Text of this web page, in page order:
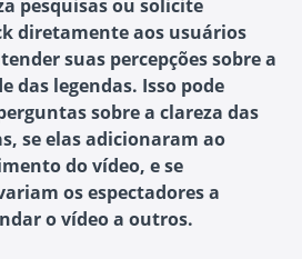
pesquisas ou solicite
diretamente aos usuários
suas percepções sobre a
das legendas. Isso pode
sobre a clareza das
se elas adicionaram ao
do vídeo, e se
os espectadores a
o vídeo a outros.